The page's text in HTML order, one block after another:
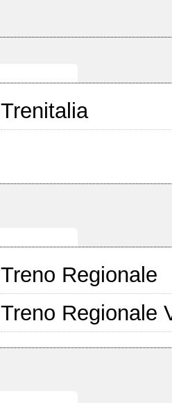
Trenitalia
Treno Regionale
Treno Regionale